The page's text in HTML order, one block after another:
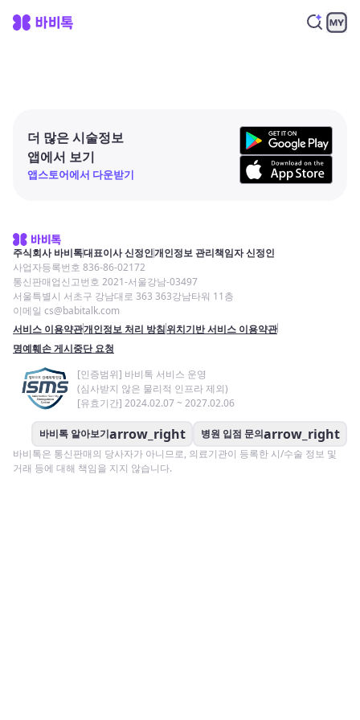
더 많은 시술정보
앱에서 보기
앱스토어에서 다운받기
주식회사 바비톡대표이사 신정인개인정보 관리책임자 신정인
사업자등록번호 836-86-02172
통신판매업신고번호 2021-서울강남-03497
서울특별시 서초구 강남대로 363 363강남타워 11층
이메일 cs@babitalk.com
서비스 이용약관개인정보 처리 방침위치기반 서비스 이용약관
명예훼손 게시중단 요청
[인증범위] 바비톡 서비스 운영
(심사받지 않은 물리적 인프라 제외)
[유효기간] 2024.02.07 ~ 2027.02.06
바비톡 알아보기arrow_right 병원 입점 문의arrow_right
바비톡은 통신판매의 당사자가 아니므로, 의료기관이 등록한 시/수술 정보 및
거래 등에 대해 책임을 지지 않습니다.